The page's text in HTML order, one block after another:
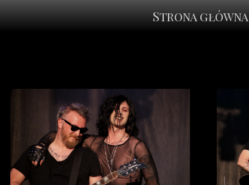
Strona główna